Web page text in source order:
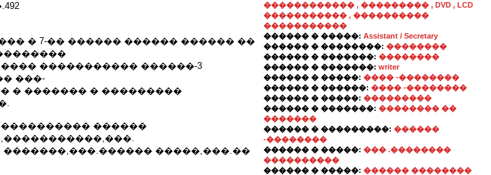
� 7-�� ������ ������ ������ ��
����������� ������-3
���-
� ������� � ���������
������
�����,���.��
������������ , ��������� , DVD , LCD
����������� , ����������
�����������
������ � �����: Assistant / Secretary
������ � ��������: ��������
������ � �������: ��������
������ � �������: writer
������ � �����: ���� -��������
������ � ������: ���� -��������
������ � �����: ���������
������ � �������: �������� ��
�������
������ � ���������: ������
-��������
������ � �����: ��� .��������
����������
������ � �����: ������ ��������